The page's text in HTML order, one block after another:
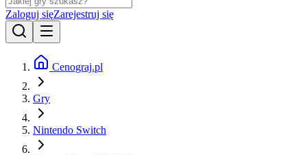
Zaloguj sięZarejestruj się
Cenograj.pl
Gry
Nintendo Switch